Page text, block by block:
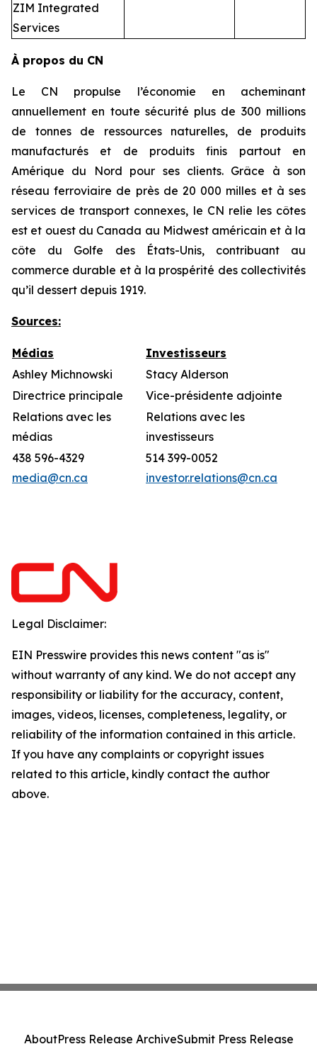
ZIM Integrated
Services
À propos du CN
Le CN propulse l’économie en acheminant
annuellement en toute sécurité plus de 300 millions
de tonnes de ressources naturelles, de produits
manufacturés et de produits finis partout en
Amérique du Nord pour ses clients. Grâce à son
réseau ferroviaire de près de 20 000 milles et à ses
services de transport connexes, le CN relie les côtes
est et ouest du Canada au Midwest américain et à la
côte du Golfe des États-Unis, contribuant au
commerce durable et à la prospérité des collectivités
qu’il dessert depuis 1919.
Sources:
Médias
Investisseurs
Ashley Michnowski
Stacy Alderson
Directrice principale
Vice-présidente adjointe
Relations avec les
médias
Relations avec les
investisseurs
438 596-4329
media@cn.ca
514 399-0052
investor.relations@cn.ca
Legal Disclaimer:
EIN Presswire provides this news content "as is"
without warranty of any kind. We do not accept any
responsibility or liability for the accuracy, content,
images, videos, licenses, completeness, legality, or
reliability of the information contained in this article.
If you have any complaints or copyright issues
related to this article, kindly contact the author
above.
AboutPress Release ArchiveSubmit Press Release